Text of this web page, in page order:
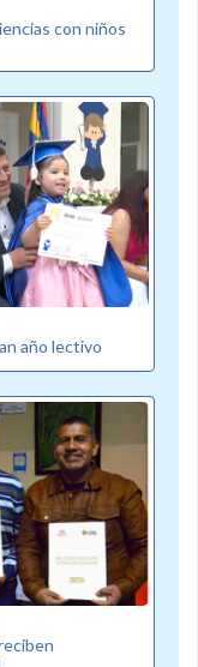
con niños
año lectivo